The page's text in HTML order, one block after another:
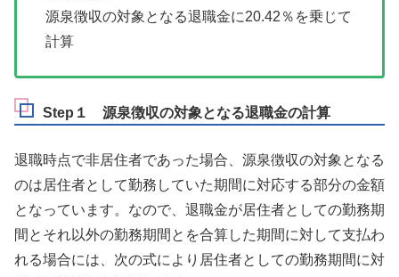
源泉徴収の対象となる退職金に20.42％を乗じて
計算
Step１ 源泉徴収の対象となる退職金の計算
退職時点で非居住者であった場合、源泉徴収の対象となる
のは居住者として勤務していた期間に対応する部分の金額
となっています。なので、退職金が居住者としての勤務期
間とそれ以外の勤務期間とを合算した期間に対して支払わ
れる場合には、次の式により居住者としての勤務期間に対